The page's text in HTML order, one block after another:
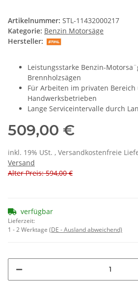
Artikelnummer: STL-11432000217
Kategorie: Benzin Motorsäge
Hersteller:
Leistungsstarke Benzin-
Brennholzsägen
Für Arbeiten im privaten Bereich
Handwerksbetrieben
Lange Serviceintervalle durch
509,00 €
inkl. 19% USt. , Versandkostenfreie
Versand
Alter Preis: 594,00 €
verfügbar
Lieferzeit:
1 - 2 Werktage (DE - Ausland abweichend)